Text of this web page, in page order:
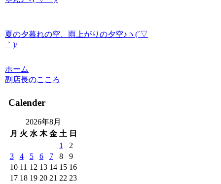
夏の夕暮れの空、雨上がりの夕空♪ヽ(´▽
｀)/
ホーム
副店長のこころ
Calender
2026年8月
月 火 水 木 金 土 日
1
2
3
4 5 6 7 8
9
10 11 12 13 14 15 16
17 18 19 20 21 22 23